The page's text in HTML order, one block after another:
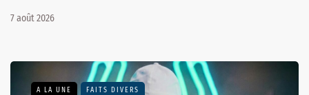
7 août 2026
A LA UNE FAITS DIVERS